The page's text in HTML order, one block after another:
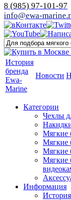
8 (985) 97-101-97
info@ewa-
История
бренда
Ewa-
Marine
Новости
Категории
Чехлы
Мягкие
Мягкие
Мягкие
Мягкие
Информация